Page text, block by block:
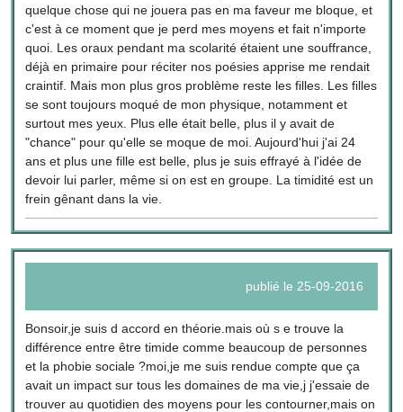
quelque chose qui ne jouera pas en ma faveur me bloque, et
c'est à ce moment que je perd mes moyens et fait n'importe
quoi. Les oraux pendant ma scolarité étaient une souffrance,
déjà en primaire pour réciter nos poésies apprise me rendait
craintif. Mais mon plus gros problème reste les filles. Les filles
se sont toujours moqué de mon physique, notamment et
surtout mes yeux. Plus elle était belle, plus il y avait de
"chance" pour qu'elle se moque de moi. Aujourd'hui j'ai 24
ans et plus une fille est belle, plus je suis effrayé à l'idée de
devoir lui parler, même si on est en groupe. La timidité est un
frein gênant dans la vie.
publié le 25-09-2016
Bonsoir,je suis d accord en théorie.mais où s e trouve la
différence entre être timide comme beaucoup de personnes
et la phobie sociale ?moi,je me suis rendue compte que ça
avait un impact sur tous les domaines de ma vie,j j'essaie de
trouver au quotidien des moyens pour les contourner,mais on